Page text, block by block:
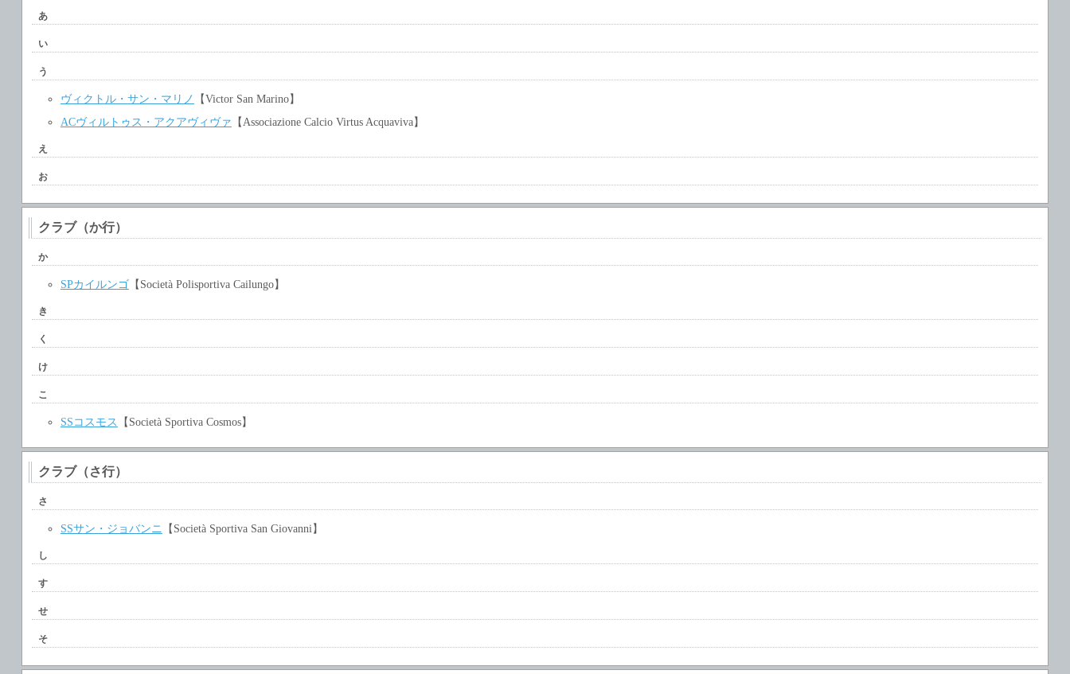
あ
い
う
ヴィクトル・サン・マリノ
【Victor San Marino】
ACヴィルトゥス・アクアヴィヴァ 【Associazione Calcio Virtus Acquaviva】
え
お
クラブ（か行）
か
SPカイルンゴ【Società Polisportiva Cailungo】
き
く
け
こ
SSコスモス 【Società Sportiva Cosmos】
クラブ（さ行）
さ
SSサン・ジョバンニ 【Società Sportiva San Giovanni】
し
す
せ
そ